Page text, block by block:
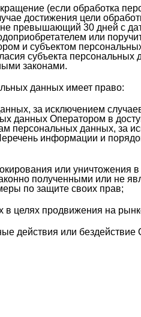
(если обработка
достижения цели
не превышающий 30 дней с
или
и субъектом
субъекта персональных
законами.
данных имеет право:
за исключением
данных Оператором в
персональных данных, за
информации и
или уничтожения в
полученными или не
по защите своих прав;
целях продвижения на
действия или бездействие